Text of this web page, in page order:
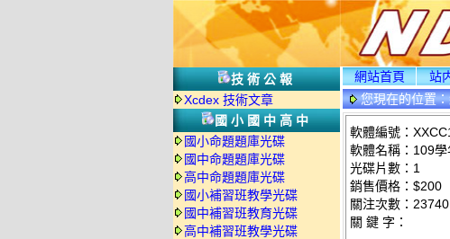
技術公報
Xcdex 技術文章
國小國中高中
國小命題題庫光碟
國中命題題庫光碟
高中命題題庫光碟
國小補習班教學光碟
國中補習班教育光碟
高中補習班教學光碟
網站首頁 站
您現在的位置：
軟體編號：
軟體名稱：109
光碟片數：1
銷售價格：$200
關注次數： 23740
關 鍵 字：